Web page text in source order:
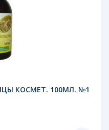
КОСМЕТ. 100МЛ. №1